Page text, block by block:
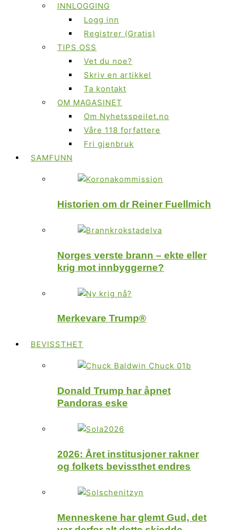
INNLOGGING
Logg inn
Registrer (Gratis)
TIPS OSS
Vet du noe?
Skriv en artikkel
Ta kontakt
OM MAGASINET
Om Nyhetsspeilet.no
Våre 118 forfattere
Fri gjenbruk
SAMFUNN
Historien om dr Reiner Fuellmich
Norges verste brann – ekte eller
krig mot innbyggerne?
Merkevare Trump®
BEVISSTHET
Donald Trump har åpnet
Pandoras eske
2026: Året institusjoner rakner
og folkets bevissthet endres
Menneskene har glemt Gud, det